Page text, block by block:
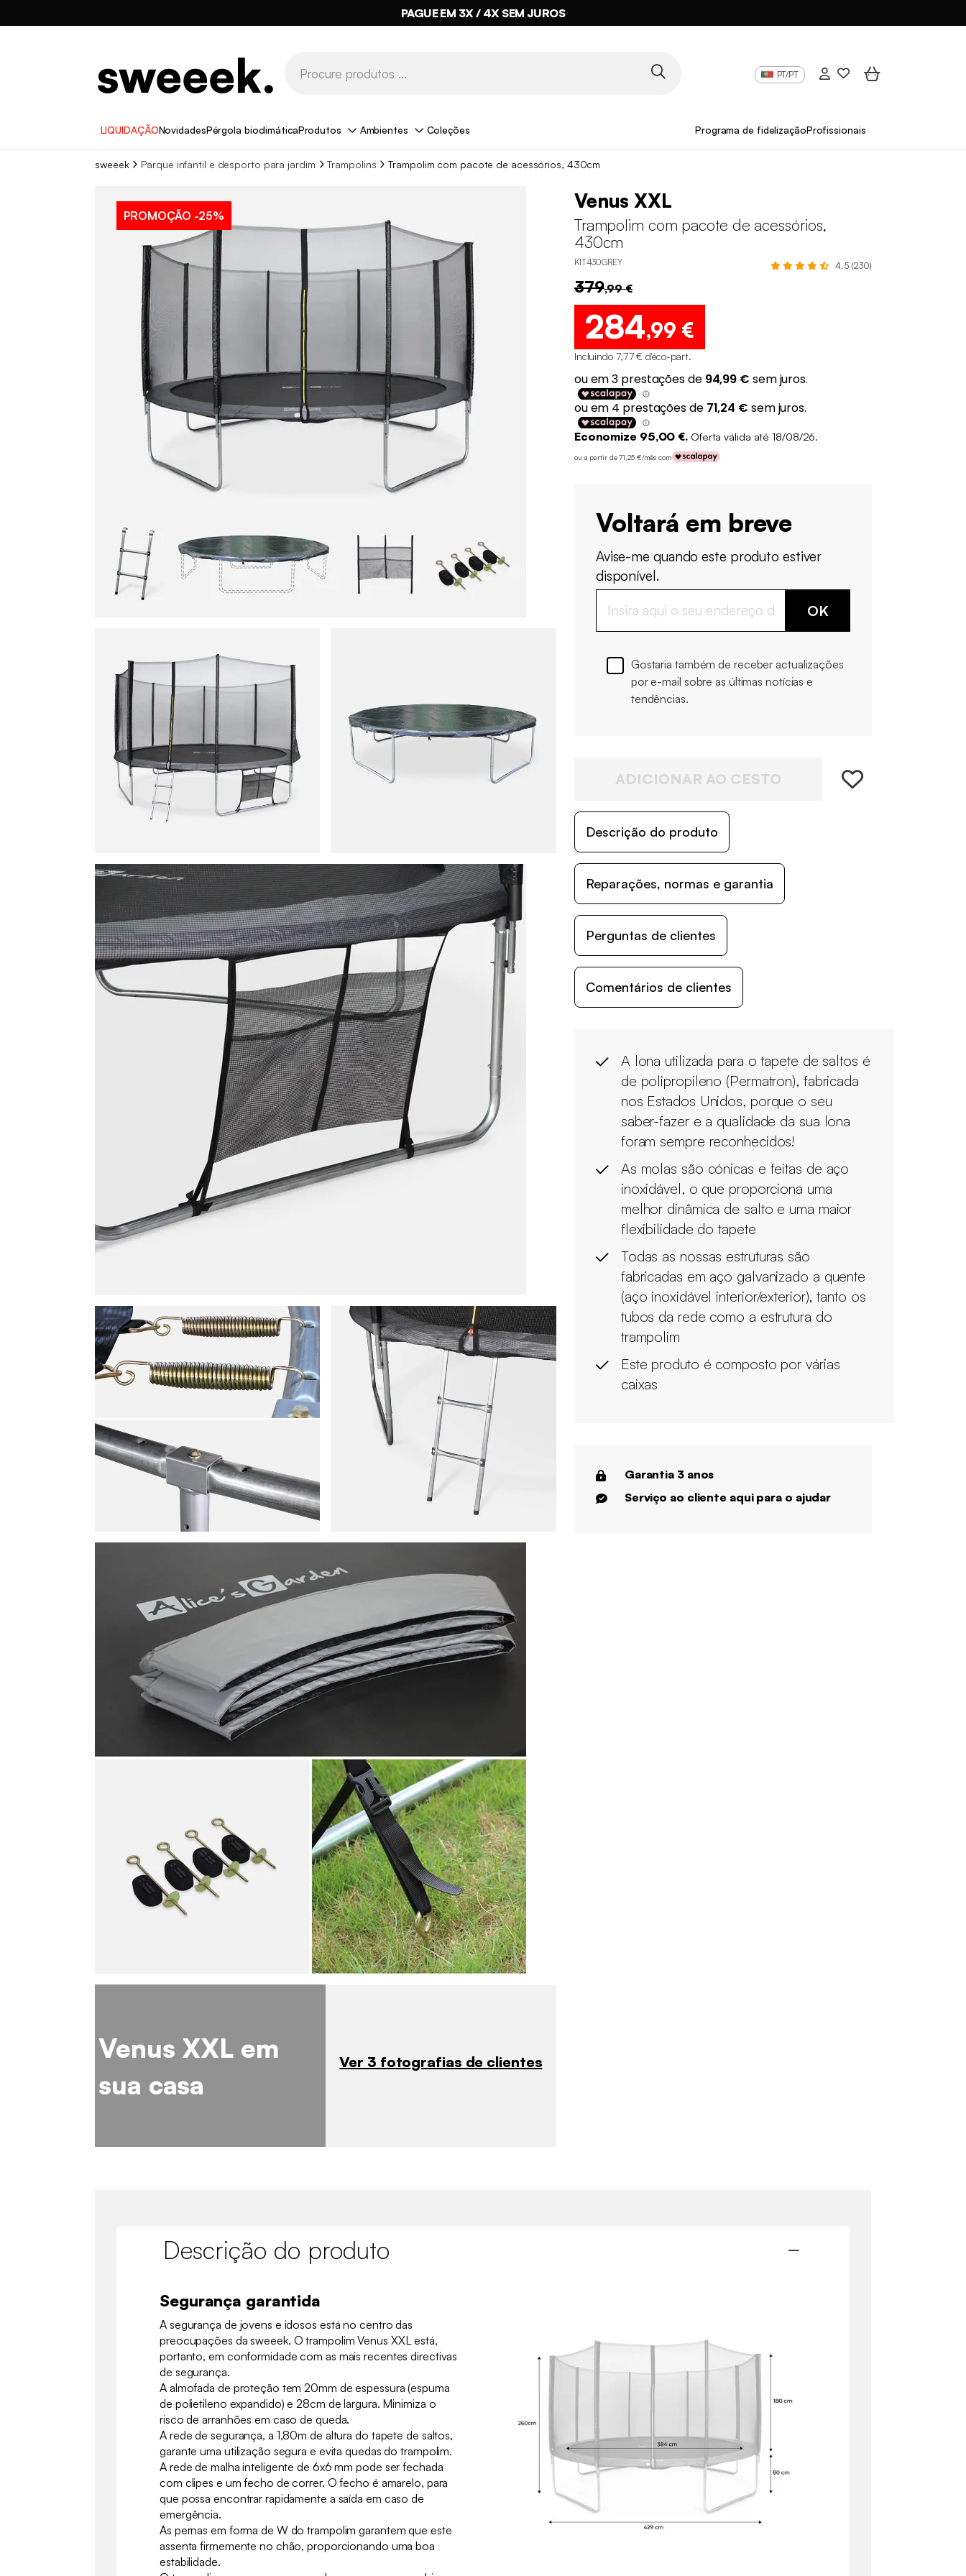
PAGUE EM 3X / 4X SEM JUROS
PT/PT
LIQUIDAÇÃONovidadesPérgola bioclimáticaProdutos Ambientes Coleções Programa de fidelizaçãoProfissionais
sweeek Parque infantil e desporto para jardim Trampolins Trampolim com pacote de acessórios, 430cm
PROMOÇÃO -25%
Venus XXL em
sua casa
Ver 3 fotografias de clientes
Venus XXL
Trampolim com pacote de acessórios,
430cm
KIT430GREY 4.5 (230)
379,99 €
284,99 €
Incluindo 7,77 € d'éco-part.
Economize 95,00 €. Oferta válida até 18/08/26.
ou a partir de 71,25 €/mês com
Voltará em breve
Avise-me quando este produto estiver
disponível.
OK
Gostaria também de receber actualizações
por e-mail sobre as últimas notícias e
tendências.
ADICIONAR AO CESTO
Descrição do produto
Reparações, normas e garantia
Perguntas de clientes
Comentários de clientes
A lona utilizada para o tapete de saltos é
de polipropileno (Permatron), fabricada
nos Estados Unidos, porque o seu
saber-fazer e a qualidade da sua lona
foram sempre reconhecidos!
As molas são cónicas e feitas de aço
inoxidável, o que proporciona uma
melhor dinâmica de salto e uma maior
flexibilidade do tapete
Todas as nossas estruturas são
fabricadas em aço galvanizado a quente
(aço inoxidável interior/exterior), tanto os
tubos da rede como a estrutura do
trampolim
Este produto é composto por várias
caixas
Garantia 3 anos
Serviço ao cliente aqui para o ajudar
Descrição do produto
Segurança garantida
A segurança de jovens e idosos está no centro das
preocupações da sweeek. O trampolim Venus XXL está,
portanto, em conformidade com as mais recentes directivas
de segurança.
A almofada de proteção tem 20mm de espessura (espuma
de polietileno expandido) e 28cm de largura. Minimiza o
risco de arranhões em caso de queda.
A rede de segurança, a 1,80m de altura do tapete de saltos,
garante uma utilização segura e evita quedas do trampolim.
A rede de malha inteligente de 6x6 mm pode ser fechada
com clipes e um fecho de correr. O fecho é amarelo, para
que possa encontrar rapidamente a saída em caso de
emergência.
As pernas em forma de W do trampolim garantem que este
assenta firmemente no chão, proporcionando uma boa
estabilidade.